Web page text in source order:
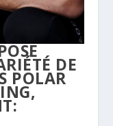
DE
POLAR